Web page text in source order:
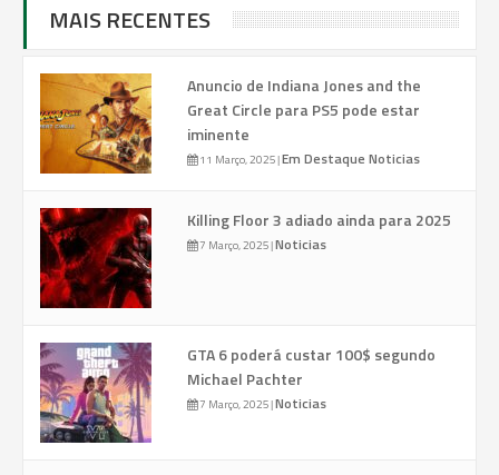
MAIS RECENTES
Anuncio de Indiana Jones and the
Great Circle para PS5 pode estar
iminente
11 Março, 2025|Em Destaque Noticias
Killing Floor 3 adiado ainda para 2025
7 Março, 2025|Noticias
GTA 6 poderá custar 100$ segundo
Michael Pachter
7 Março, 2025|Noticias